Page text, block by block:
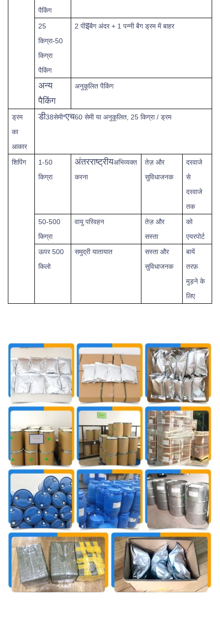
पैकिंग
25
किग्रा-50
किग्रा
पैकिंग
2 पीइबैग अंदर + 1 पन्नी बैग ड्रम में बाहर
अन्य
पैकिंग
अनुकूलित पैकिंग
ड्रम
का
आकार
डी38सेमी*एच60 सेमी या अनुकूलित, 25 किग्रा / ड्रम
शिपिंग
1-50
किग्रा
अंतरराष्ट्रीयअभिव्यक्त
करना
तेज़ और
सुविधाजनक
दरवाजे
से
दरवाजे
तक
50-500
किग्रा
वायु परिवहन
तेज़ और
सस्ता
को
एयरपोर्ट
ऊपर 500
किलो
समुद्री यातायात
सस्ता और
सुविधाजनक
बायें
तरफ़
मुड़ने के
लिए